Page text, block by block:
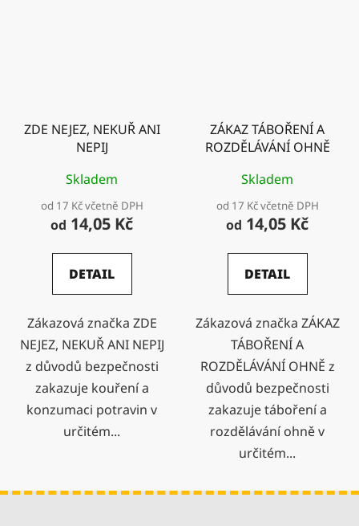
ZDE NEJEZ, NEKUŘ ANI
NEPIJ
Skladem
od 17 Kč včetně DPH
od 14,05 Kč
DETAIL
Zákazová značka ZDE
NEJEZ, NEKUŘ ANI NEPIJ
z důvodů bezpečnosti
zakazuje kouření a
konzumaci potravin v
určitém...
ZÁKAZ TÁBOŘENÍ A
ROZDĚLÁVÁNÍ OHNĚ
Skladem
od 17 Kč včetně DPH
od 14,05 Kč
DETAIL
Zákazová značka ZÁKAZ
TÁBOŘENÍ A
ROZDĚLÁVÁNÍ OHNĚ z
důvodů bezpečnosti
zakazuje táboření a
rozdělávání ohně v
určitém...